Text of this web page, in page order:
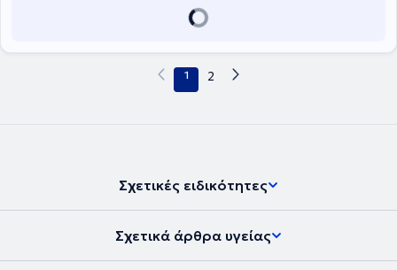
1 2
Σχετικές ειδικότητες
Σχετικά άρθρα υγείας